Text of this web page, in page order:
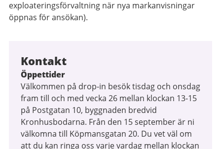
exploateringsförvaltning när nya markanvisningar
öppnas för ansökan).
Kontakt
Öppettider
Välkommen på drop-in besök tisdag och onsdag
fram till och med vecka 26 mellan klockan 13-15
på Postgatan 10, byggnaden bredvid
Kronhusbodarna. Från den 15 september är ni
välkomna till Köpmansgatan 20. Du vet väl om
att du kan ringa oss varje vardag mellan klockan